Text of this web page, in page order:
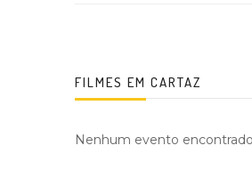
FILMES EM CARTAZ
Nenhum evento